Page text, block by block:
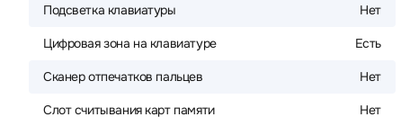
Подсветка клавиатуры Нет
Цифровая зона на клавиатуре Есть
Сканер отпечатков пальцев Нет
Слот считывания карт памяти Нет